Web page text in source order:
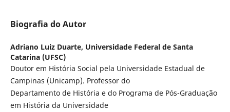
Biografia do Autor
Adriano Luiz Duarte, Universidade Federal de Santa
Catarina (UFSC)
Doutor em História Social pela Universidade Estadual de
Campinas (Unicamp). Professor do
Departamento de História e do Programa de Pós-Graduação
em História da Universidade